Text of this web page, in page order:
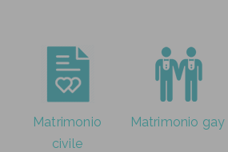
Matrimonio
civile
Matrimonio gay